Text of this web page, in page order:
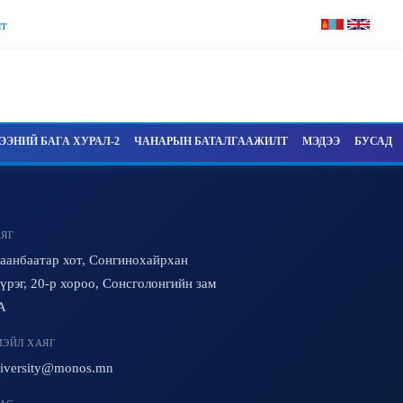
БАГА ХУРАЛ-2 ЧАНАРЫН БАТАЛГААЖИЛТ МЭДЭЭ БУСАД
хот, Сонгинохайрхан
20-р хороо, Сонсголонгийн зам
ХАЯГ